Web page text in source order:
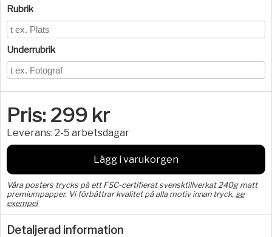
Rubrik
Underrubrik
Pris: 299 kr
Leverans: 2-5 arbetsdagar
Lägg i varukorgen
Våra posters trycks på ett FSC-certifierat svensktillverkat 240g matt
premiumpapper. Vi förbättrar kvalitet på alla motiv innan tryck, se
exempel
Detaljerad information